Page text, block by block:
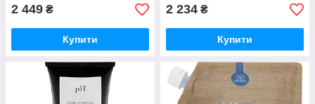
2 449 ₴
Купити
2 234 ₴
Купити